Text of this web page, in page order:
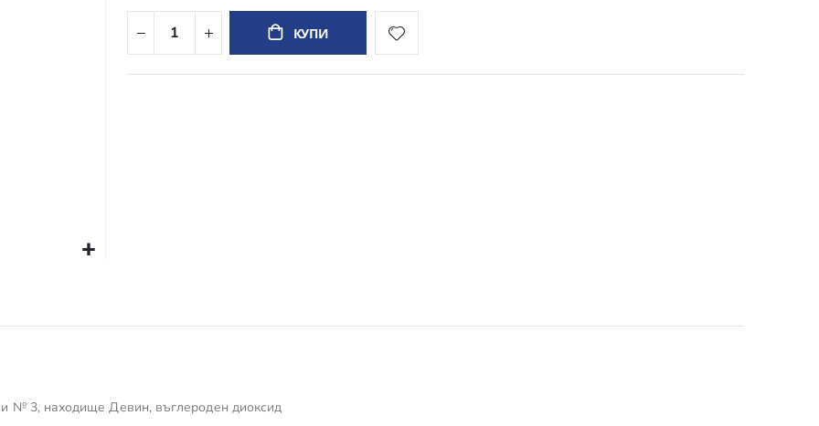
КУПИ
№ 3, находище Девин, въглероден диоксид